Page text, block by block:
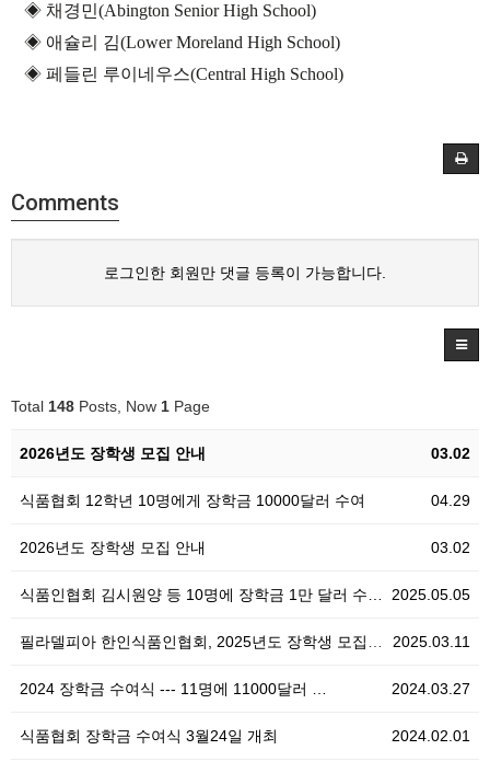
◈ 채경민(Abington Senior High School)
◈ 애슐리 김(Lower Moreland High School)
◈ 페들린 루이네우스(Central High School)
Comments
로그인한 회원만 댓글 등록이 가능합니다.
Total 148 Posts, Now 1 Page
03.02
2026년도 장학생 모집 안내
04.29
식품협회 12학년 10명에게 장학금 10000달러 수여
03.02
2026년도 장학생 모집 안내
2025.05.05
식품인협회 김시원양 등 10명에 장학금 1만 달러 수…
2025.03.11
필라델피아 한인식품인협회, 2025년도 장학생 모집 안…
2024.03.27
2024 장학금 수여식 --- 11명에 11000달러 …
2024.02.01
식품협회 장학금 수여식 3월24일 개최